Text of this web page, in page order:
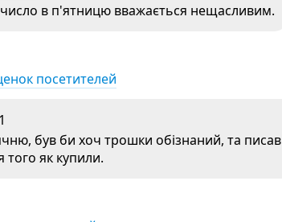
число в п'ятницю вважається нещасливим.
посетителей
був би хоч трошки обізнаний, та писав
як купили.